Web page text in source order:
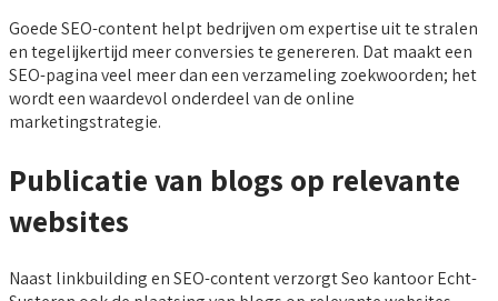
Goede SEO-content helpt bedrijven om expertise uit te stralen
en tegelijkertijd meer conversies te genereren. Dat maakt een
SEO-pagina veel meer dan een verzameling zoekwoorden; het
wordt een waardevol onderdeel van de online
marketingstrategie.
Publicatie van blogs op relevante
websites
Naast linkbuilding en SEO-content verzorgt Seo kantoor Echt-